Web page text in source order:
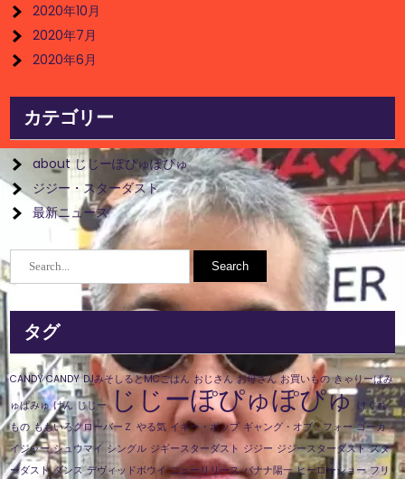
2020年10月
2020年7月
2020年6月
カテゴリー
about じじーぽぴゅぽぴゅ
ジジー・スターダスト
最新ニュース
タグ
CANDY CANDY DJみそしるとMCごはん おじさん お母さん お買いもの きゃりーぱみ
ゅぱみゅ けん じじー じじーぽぴゅぽぴゅ はぐれ
もの ももいろクローバーＺ やる気 イギー・ポップ ギャング・オブ・フォー ゴーカ
イジャー シュウマイ シングル ジギースターダスト ジジー ジジースターダスト スタ
ーダスト ダンス デヴィッドボウイ ニューリリース バナナ陽一 ヒーローショー フリ